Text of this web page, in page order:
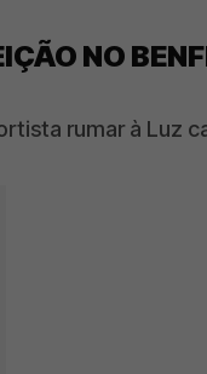
NO
rumar à Luz